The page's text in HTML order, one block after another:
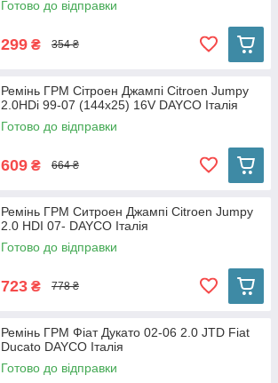
Готово до відправки
299 ₴ 354 ₴
Ремінь ГРМ Сітроен Джампі Citroen Jumpy
2.0HDi 99-07 (144x25) 16V DAYCO Італія
Готово до відправки
609 ₴ 664 ₴
Ремінь ГРМ Ситроен Джампі Citroen Jumpy
2.0 HDI 07- DAYCO Італія
Готово до відправки
723 ₴ 778 ₴
Ремінь ГРМ Фіат Дукато 02-06 2.0 JTD Fiat
Ducato DAYCO Італія
Готово до відправки